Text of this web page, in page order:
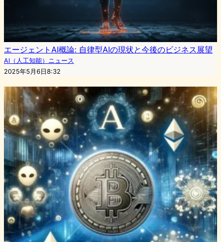
エージェントAI概論: 自律型AIの現状と今後のビジネス展望
AI（人工知能）ニュース
2025年5月6日8:32